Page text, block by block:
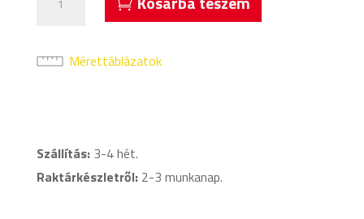
Alhena
Kék
Mérettáblázatok
Szállítás:3-4 hét.
Raktárkészletről:2-3 munkanap.